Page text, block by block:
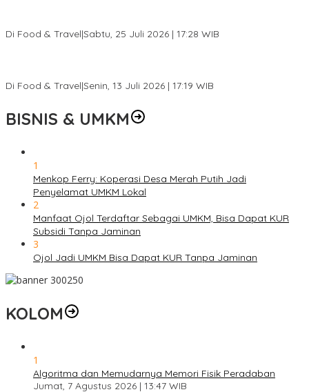
Di Food & Travel|Sabtu, 25 Juli 2026 | 17:28 WIB
Di Food & Travel|Senin, 13 Juli 2026 | 17:19 WIB
BISNIS & UMKM
1
Menkop Ferry: Koperasi Desa Merah Putih Jadi
Penyelamat UMKM Lokal
2
Manfaat Ojol Terdaftar Sebagai UMKM, Bisa Dapat KUR
Subsidi Tanpa Jaminan
3
Ojol Jadi UMKM Bisa Dapat KUR Tanpa Jaminan
KOLOM
1
Algoritma dan Memudarnya Memori Fisik Peradaban
Jumat, 7 Agustus 2026 | 13:47 WIB